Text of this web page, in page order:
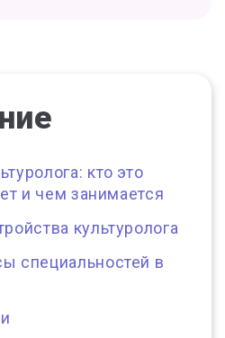
кто это
и чем занимается
культуролога
специальностей в